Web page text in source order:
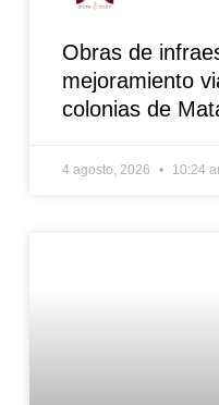
Obras de
mejoramiento
colonias de
4 agosto, 2026 10:24